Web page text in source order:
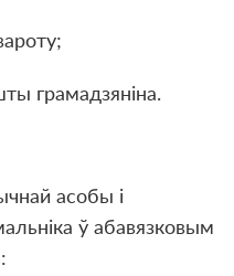
грамадзяніна.
асобы і
ў абавязковым